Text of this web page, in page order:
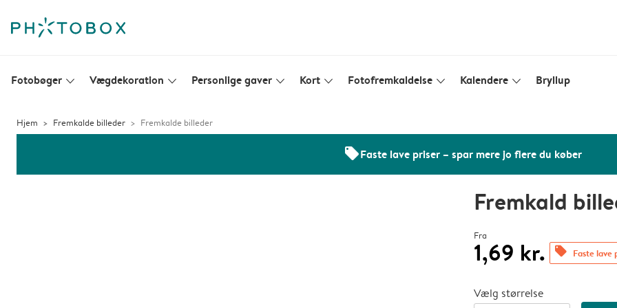
Fotobøger slim_arrow_down Vægdekoration slim_arrow_down Personlige gaver slim_arrow_down Kort slim_arrow_down Fotofremkaldelse slim_arrow_down Kalendere slim_arrow_down Bryllup
Hjem Fremkalde billeder Fremkalde billeder
offersFaste lave priser – spar mere jo flere du køber
Fremkald
Fra
1,69 kr. offers Faste lave
Vælg størrelse